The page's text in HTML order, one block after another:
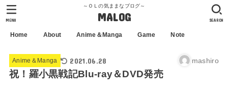
～ＯＬの気ままなブログ～
MALOG
Home About Anime＆Manga Game Note
SEARCH
MENU
Anime＆Manga 2021.06.28 mashiro
祝！羅小黒戦記Blu-ray＆DVD発売